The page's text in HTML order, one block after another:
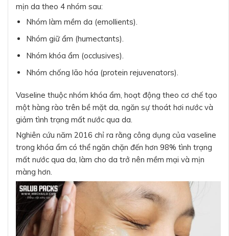
mịn da theo 4 nhóm sau:
Nhóm làm mềm da (emollients).
Nhóm giữ ẩm (humectants).
Nhóm khóa ẩm (occlusives).
Nhóm chống lão hóa (protein rejuvenators).
Vaseline thuộc nhóm khóa ẩm, hoạt động theo cơ chế tạo
một hàng rào trên bề mặt da, ngăn sự thoát hơi nước và
giảm tình trạng mất nước qua da.
Nghiên cứu năm 2016 chỉ ra rằng công dụng của vaseline
trong khóa ẩm có thể ngăn chặn đến hơn 98% tình trạng
mất nước qua da, làm cho da trở nên mềm mại và mịn
màng hơn.